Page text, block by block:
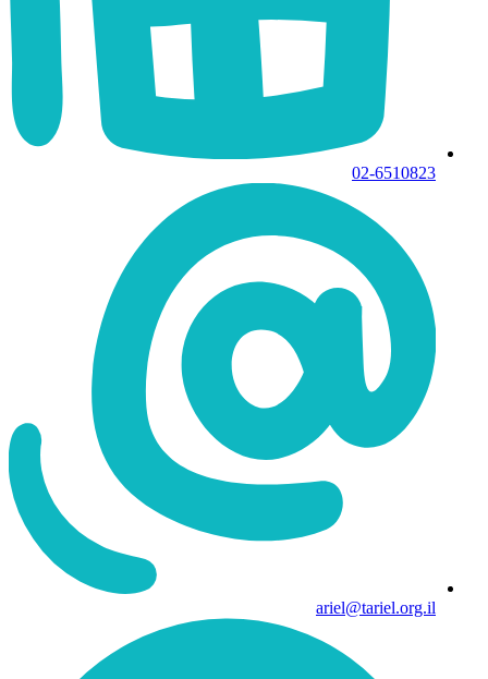
02-6510823
ariel@tariel.org.il